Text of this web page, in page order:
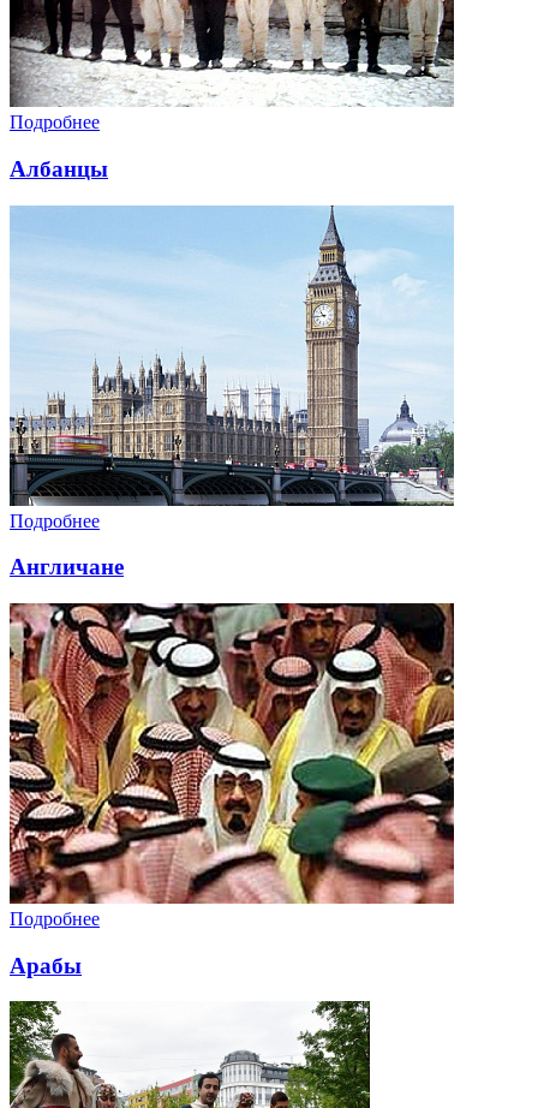
Подробнее
Албанцы
Подробнее
Англичане
Подробнее
Арабы